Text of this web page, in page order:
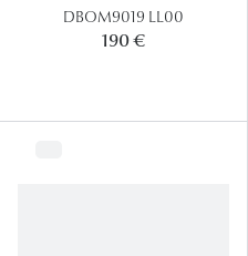
DBOM9019 LL00
190 €